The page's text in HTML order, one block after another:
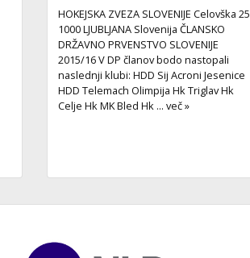
HOKEJSKA ZVEZA SLOVENIJE Celovška 25
1000 LJUBLJANA Slovenija ČLANSKO
DRŽAVNO PRVENSTVO SLOVENIJE
2015/16 V DP članov bodo nastopali
naslednji klubi: HDD Sij Acroni Jesenice
HDD Telemach Olimpija Hk Triglav Hk
Celje Hk MK Bled Hk ... več »